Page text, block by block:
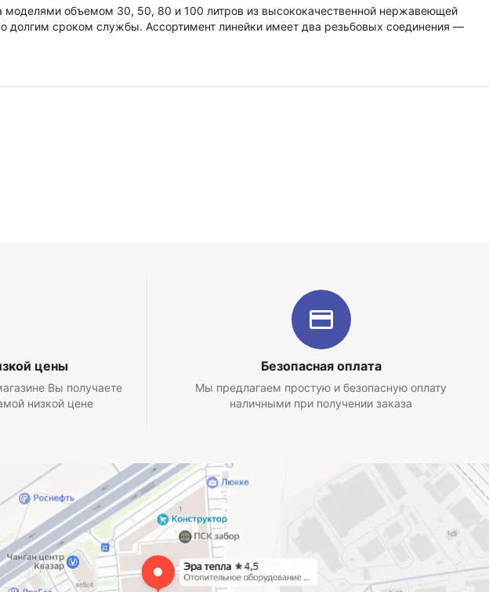
моделями объемом 30, 50, 80 и 100 литров из высококачественной нержавеющей
долгим сроком службы. Ассортимент линейки имеет два резьбовых соединения —
цены
Вы получаете
низкой цене
Безопасная оплата
Мы предлагаем простую и безопасную оплату
наличными при получении заказа